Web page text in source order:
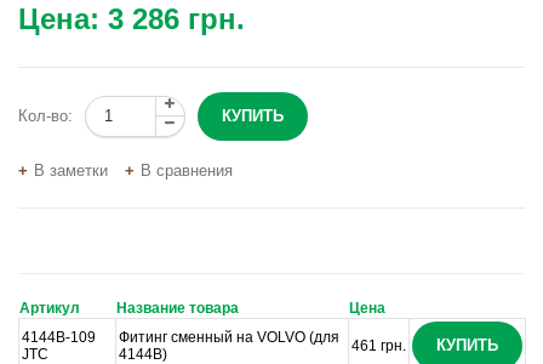
Цена: 3 286 грн.
Кол-во:
В заметки В сравнения
Артикул Название товара
Цена
4144B-109
JTC
Фитинг сменный на VOLVO (для
4144B)
461 грн. КУПИТЬ